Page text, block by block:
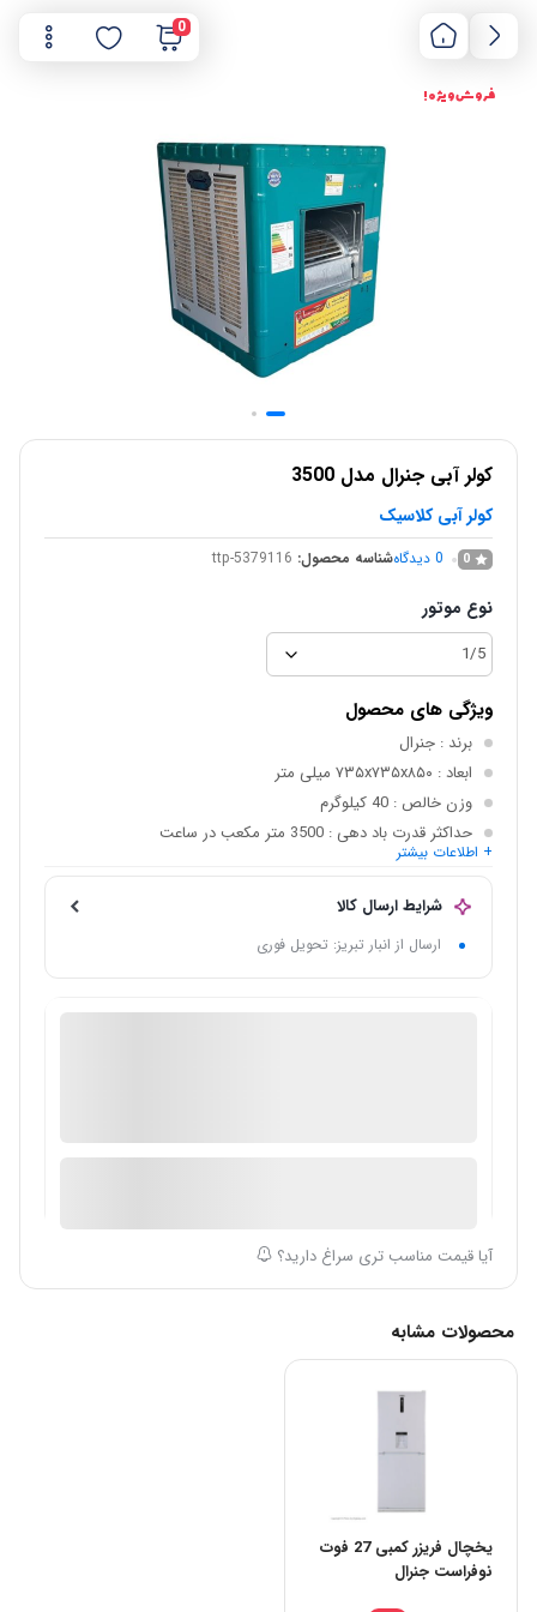
0
فروش ویژه !
کولر آبی جنرال مدل 3500
کولر آبی کلاسیک
0
0 دیدگاهشناسه محصول: ttp-5379116
نوع موتور
ویژگی های محصول
برند : جنرال
ابعاد: ۷۳۵x۷۳۵x۸۵۰ میلی متر
وزن خالص : 40 کیلوگرم
حداکثر قدرت باد دهی : 3500 متر مکعب در ساعت
جنس بدنه: گالوانیزه
حجم کولر
+ اطلاعات بیشتر
شرایط ارسال کالا
ارسال از انبار تبریز: تحویل فوری
آیا قیمت مناسب تری سراغ دارید؟
محصولات مشابه
یخچال فریزر کمبی 27 فوت
نوفراست جنرال